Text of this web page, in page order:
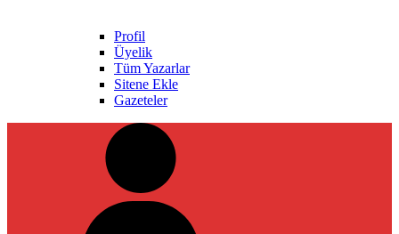
Profil
Üyelik
Tüm Yazarlar
Sitene Ekle
Gazeteler